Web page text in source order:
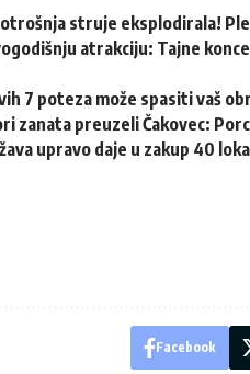
struje eksplodirala!
atrakciju: Tajne
7 poteza može spasiti vaš
zanata preuzeli Čakovec:
upravo daje u zakup 40
Facebook